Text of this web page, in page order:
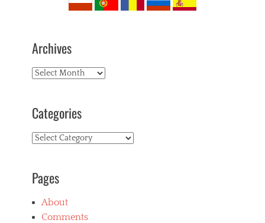
Archives
Archives
Categories
Categories
Pages
About
Comments